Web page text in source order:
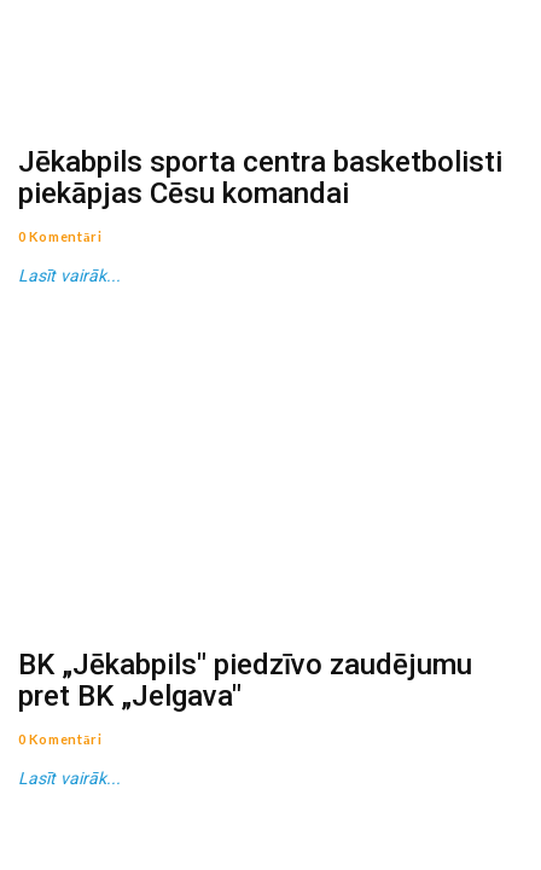
Jēkabpils sporta centra basketbolisti
piekāpjas Cēsu komandai
0 Komentāri
Lasīt vairāk...
BK „Jēkabpils" piedzīvo zaudējumu
pret BK „Jelgava"
0 Komentāri
Lasīt vairāk...